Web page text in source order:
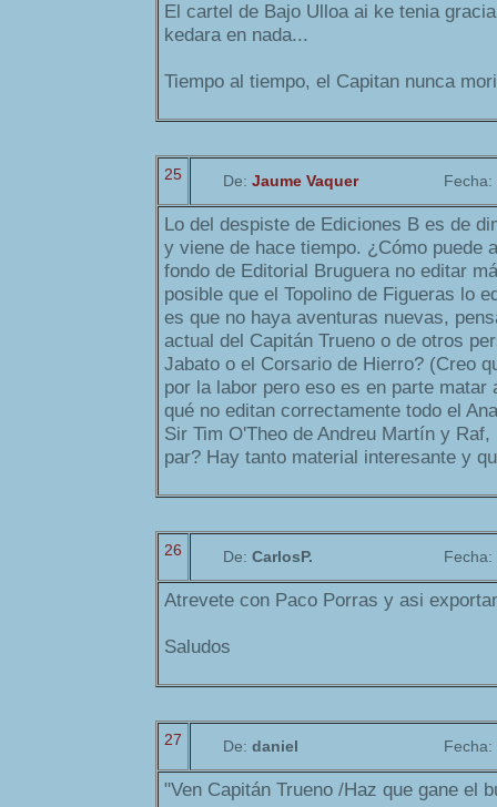
El cartel de Bajo Ulloa ai ke tenia
kedara en nada...
Tiempo al tiempo, el Capitan nunca
25 De: Jaume Vaquer Fecha:
Lo del despiste de Ediciones B es de
y viene de hace tiempo. ¿Cómo puede
fondo de Editorial Bruguera no editar
posible que el Topolino de Figueras lo
es que no haya aventuras nuevas,
actual del Capitán Trueno o de otros
Jabato o el Corsario de Hierro? (Creo
por la labor pero eso es en parte matar
qué no editan correctamente todo el
Sir Tim O'Theo de Andreu Martín y
par? Hay tanto material interesante y
26 De: CarlosP. Fecha:
Atrevete con Paco Porras y asi
Saludos
27 De: daniel Fecha:
"Ven Capitán Trueno /Haz que gane el